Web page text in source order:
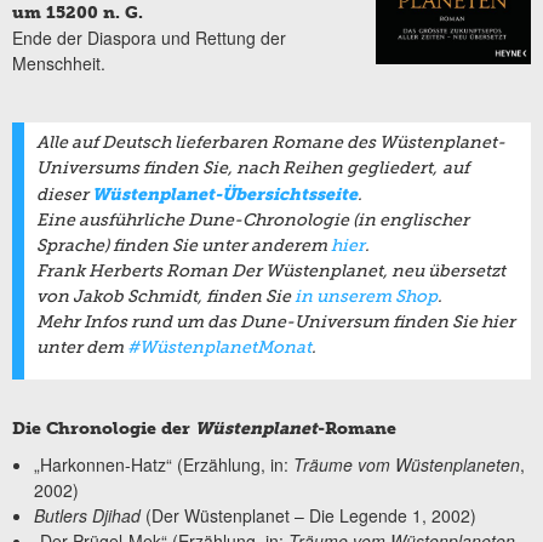
um 15200 n. G.
Ende der Diaspora und Rettung der
Menschheit.
Alle auf Deutsch lieferbaren Romane des Wüstenplanet-
Universums finden Sie, nach Reihen gegliedert, auf
dieser Wüstenplanet-Übersichtsseite.
Eine ausführliche Dune-Chronologie (in englischer
Sprache) finden Sie unter anderem hier.
Frank Herberts Roman Der Wüstenplanet, neu übersetzt
von Jakob Schmidt, finden Sie in unserem Shop.
Mehr Infos rund um das Dune-Universum finden Sie hier
unter dem #WüstenplanetMonat.
Die Chronologie der Wüstenplanet-Romane
„Harkonnen-Hatz“ (Erzählung, in: Träume vom Wüstenplaneten,
2002)
Butlers Djihad(Der Wüstenplanet – Die Legende 1, 2002)